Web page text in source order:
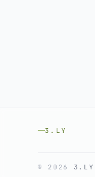
3.LY
© 2026 3.LY